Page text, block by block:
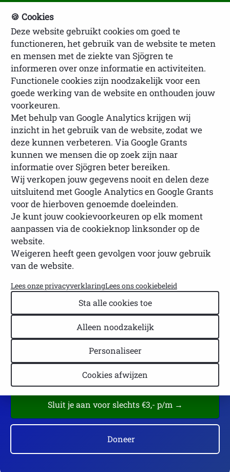
NVSP Ledenlogin
Nationale Vereniging
Sjögrenpatiënten (NVSP)
De NVSP is de officiële landelijke vereniging voor
mensen met deziekte van Sjögrenennon-Sjögren
sicca. Wij bieden betrouwbare informatie, advies en
ondersteuning. Daarnaast bevorderen wij
bewustwording en kennis over deze
aandoeningen.
Informatie over symptomen, diagnose en
behandeling
Informatie voor lotgenoten, zorgverleners,
collega's, werkgevers en naasten
Belangenbehartiging leden
Sluit je aan voor slechts €3,- p/m →
Doneer
🍪 Cookies
Deze website gebruikt cookies om goed te
functioneren, het gebruik van de website te meten
en mensen met de ziekte van Sjögren te
informeren over onze informatie en activiteiten.
Functionele cookies zijn noodzakelijk voor een
goede werking van de website en onthouden jouw
voorkeuren.
Met behulp van Google Analytics krijgen wij
inzicht in het gebruik van de website, zodat we
deze kunnen verbeteren. Via Google Grants
kunnen we mensen die op zoek zijn naar
informatie over Sjögren beter bereiken.
Wij verkopen jouw gegevens nooit en delen deze
uitsluitend met Google Analytics en Google Grants
voor de hierboven genoemde doeleinden.
Je kunt jouw cookievoorkeuren op elk moment
aanpassen via de cookieknop linksonder op de
website.
Weigeren heeft geen gevolgen voor jouw gebruik
van de website.
Lees onze privacyverklaringLees ons cookiebeleid
Sta alle cookies toe
Alleen noodzakelijk
Personaliseer
Cookies afwijzen